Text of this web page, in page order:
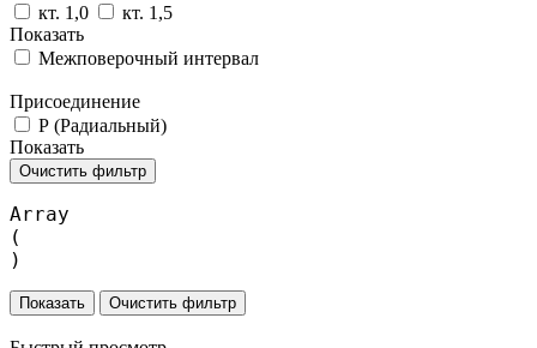
кт. 1,0
кт. 1,5
Показать
Межповерочный интервал
Присоединение
Р (Радиальный)
Показать
Очистить фильтр
Array
(
Очистить фильтр